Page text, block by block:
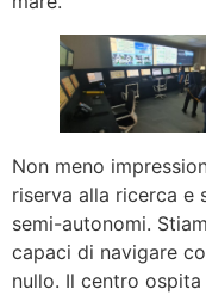
Non meno
riserva alla ricerca e
semi-autonomi.
capaci di navigare
nullo. Il centro